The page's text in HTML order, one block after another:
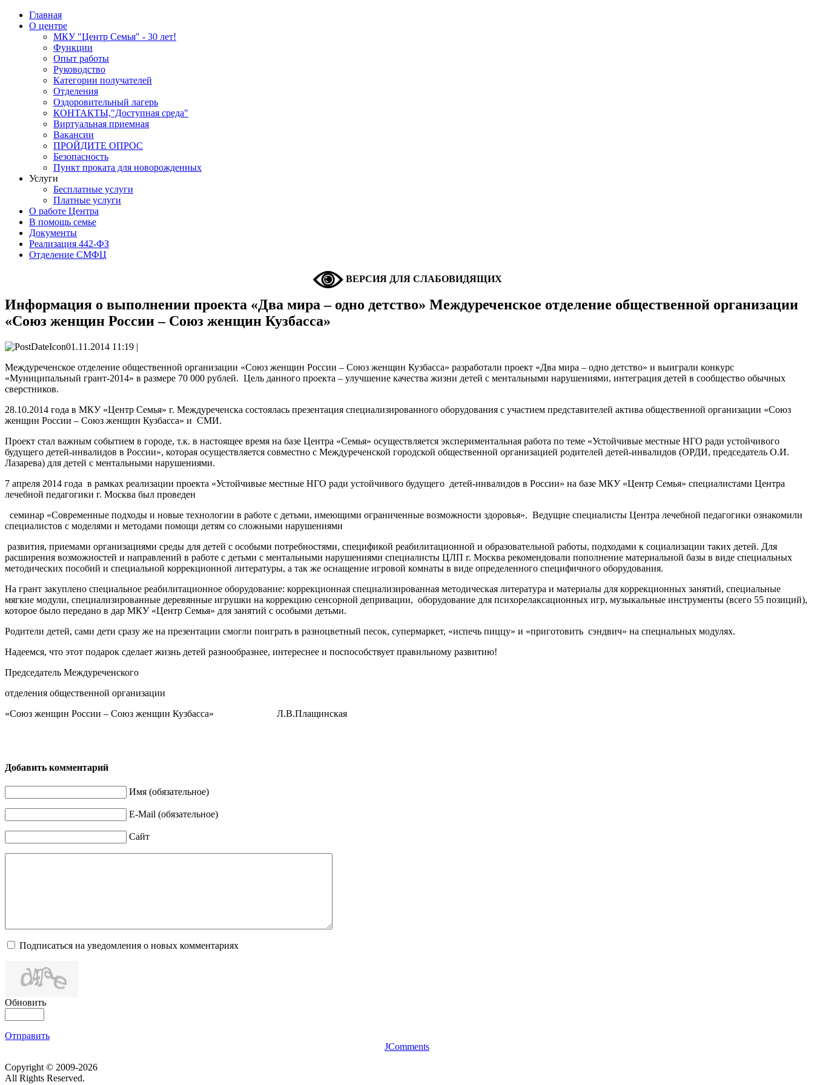
Главная
О центре
МКУ "Центр Семья" - 30 лет!
Функции
Опыт работы
Руководство
Категории получателей
Отделения
Оздоровительный лагерь
КОНТАКТЫ,"Доступная среда"
Виртуальная приемная
Вакансии
ПРОЙДИТЕ ОПРОС
Безопасность
Пункт проката для новорожденных
Услуги
Бесплатные услуги
Платные услуги
О работе Центра
В помощь семье
Документы
Реализация 442-ФЗ
Отделение СМФЦ
ВЕРСИЯ ДЛЯ СЛАБОВИДЯЩИХ
Информация о выполнении проекта «Два мира – одно детство» Междуреченское отделение общественной организации
«Союз женщин России – Союз женщин Кузбасса»
01.11.2014 11:19 |
Междуреченское отделение общественной организации «Союз женщин России – Союз женщин Кузбасса» разработали проект «Два мира – одно детство» и выиграли конкурс
«Муниципальный грант-2014» в размере 70 000 рублей. Цель данного проекта – улучшение качества жизни детей с ментальными нарушениями, интеграция детей в сообщество обычных
сверстников.
28.10.2014 года в МКУ «Центр Семья» г. Междуреченска состоялась презентация специализированного оборудования с участием представителей актива общественной организации «Союз
женщин России – Союз женщин Кузбасса» и СМИ.
Проект стал важным событием в городе, т.к. в настоящее время на базе Центра «Семья» осуществляется экспериментальная работа по теме «Устойчивые местные НГО ради устойчивого
будущего детей-инвалидов в России», которая осуществляется совместно с Междуреченской городской общественной организацией родителей детей-инвалидов (ОРДИ, председатель О.И.
Лазарева) для детей с ментальными нарушениями.
7 апреля 2014 года в рамках реализации проекта «Устойчивые местные НГО ради устойчивого будущего детей-инвалидов в России» на базе МКУ «Центр Семья» специалистами Центра
лечебной педагогики г. Москва был проведен
семинар «Современные подходы и новые технологии в работе с детьми, имеющими ограниченные возможности здоровья». Ведущие специалисты Центра лечебной педагогики ознакомили
специалистов с моделями и методами помощи детям со сложными нарушениями
развития, приемами организациями среды для детей с особыми потребностями, спецификой реабилитационной и образовательной работы, подходами к социализации таких детей. Для
расширения возможностей и направлений в работе с детьми с ментальными нарушениями специалисты ЦЛП г. Москва рекомендовали пополнение материальной базы в виде специальных
методических пособий и специальной коррекционной литературы, а так же оснащение игровой комнаты в виде определенного специфичного оборудования.
На грант закуплено специальное реабилитационное оборудование: коррекционная специализированная методическая литература и материалы для коррекционных занятий, специальные
мягкие модули, специализированные деревянные игрушки на коррекцию сенсорной депривации, оборудование для психорелаксационных игр, музыкальные инструменты (всего 55 позиций),
которое было передано в дар МКУ «Центр Семья» для занятий с особыми детьми.
Родители детей, сами дети сразу же на презентации смогли поиграть в разноцветный песок, супермаркет, «испечь пиццу» и «приготовить сэндвич» на специальных модулях.
Надеемся, что этот подарок сделает жизнь детей разнообразнее, интереснее и поспособствует правильному развитию!
Председатель Междуреченского
отделения общественной организации
«Союз женщин России – Союз женщин Кузбасса» Л.В.Плащинская
Добавить комментарий
Имя (обязательное)
E-Mail (обязательное)
Сайт
Подписаться на уведомления о новых комментариях
Обновить
Отправить
JComments
Copyright © 2009-2026
All Rights Reserved.